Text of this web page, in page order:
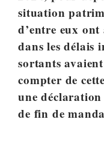
situation
d’entre eux
dans les délais
sortants
compter de
une
de fin de